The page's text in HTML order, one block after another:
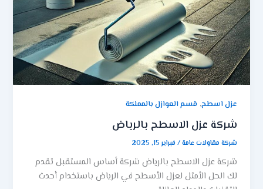
عزل اسطح,قسم العوازل بالمملكة
شركة عزل الاسطح بالرياض
شركة مقاولات عامة/ فبراير 15, 2025
شركة عزل الاسطح بالرياض شركة أساس المستقبل تقدم
لك الحل الأمثل لعزل الأسطح في الرياض باستخدام أحدث